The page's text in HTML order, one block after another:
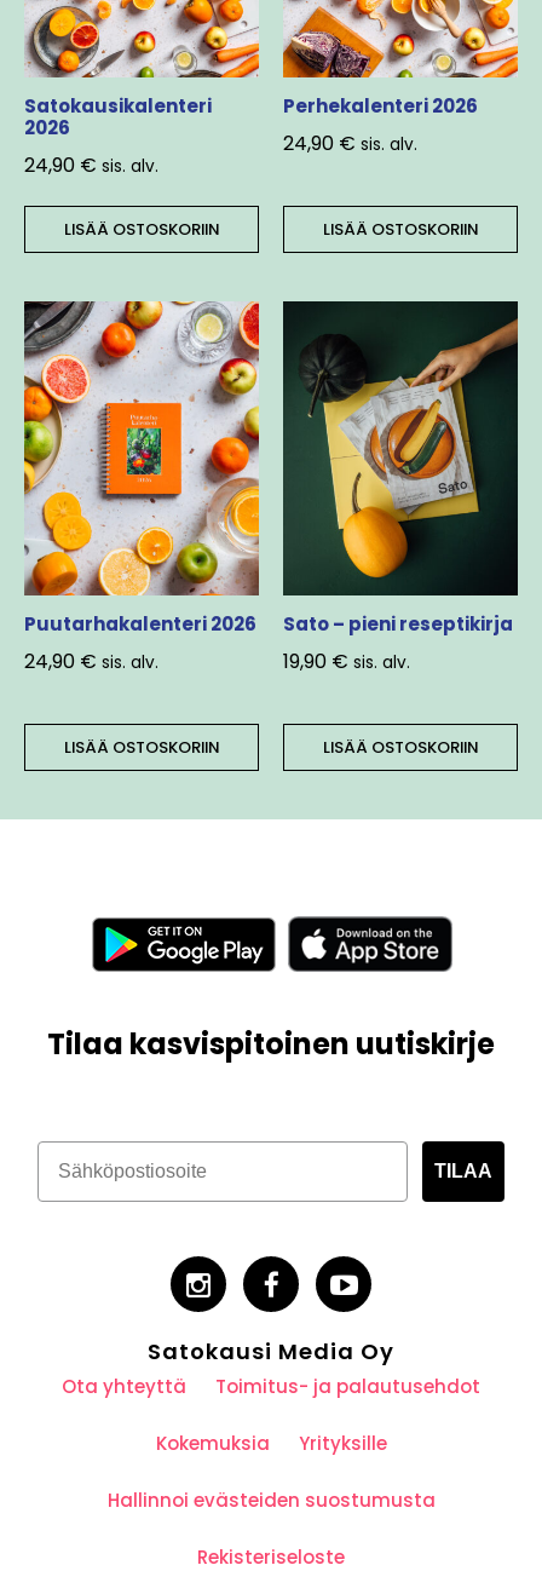
Satokausikalenteri
2026
24,90 € sis. alv.
LISÄÄ OSTOSKORIIN
Perhekalenteri 2026
24,90 € sis. alv.
LISÄÄ OSTOSKORIIN
Puutarhakalenteri 2026
24,90 € sis. alv.
LISÄÄ OSTOSKORIIN
Sato – pieni reseptikirja
19,90 € sis. alv.
LISÄÄ OSTOSKORIIN
Tilaa kasvispitoinen uutiskirje
TILAA
Satokausi Media Oy
Ota yhteyttä Toimitus- ja palautusehdot
Kokemuksia Yrityksille
Hallinnoi evästeiden suostumusta
Rekisteriseloste